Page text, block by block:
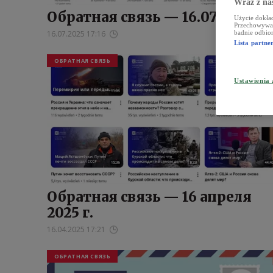
Обратная связь — 16.07.2025 г.
16.07.2025 17:16
ОБРАТНАЯ СВЯЗЬ
Обратная связь — 16 апреля
2025 г.
16.04.2025 17:21
ОБРАТНАЯ СВЯЗЬ
Wraz z
Użycie
badnie
Lista
Ustawienia